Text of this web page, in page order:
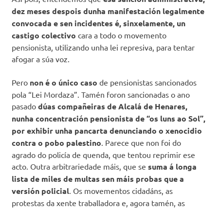
dez meses despois dunha manifestación legalmente
convocada e sen incidentes é, sinxelamente, un
castigo colectivo cara a todo o movemento
pensionista, utilizando unha lei represiva, para tentar
afogar a súa voz.
Pero non é o único caso de pensionistas sancionados
pola “Lei Mordaza”. Tamén foron sancionadas o ano
pasado dúas compañeiras de Alcalá de Henares,
nunha concentración pensionista de “os luns ao Sol”,
por exhibir unha pancarta denunciando o xenocidio
contra o pobo palestino. Parece que non foi do
agrado do policía de quenda, que tentou reprimir ese
acto. Outra arbitrariedade máis, que se suma á longa
lista de miles de multas sen máis probas que a
versión policial. Os movementos cidadáns, as
protestas da xente traballadora e, agora tamén, as